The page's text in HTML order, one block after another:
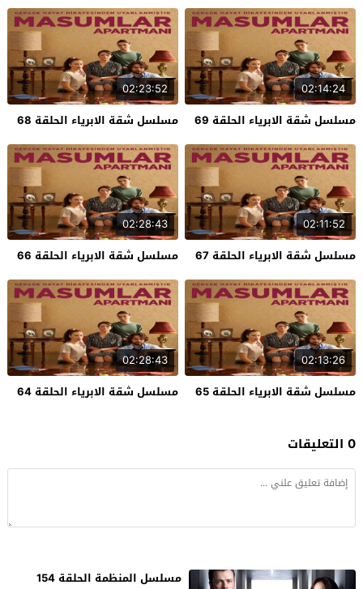
02:14:24
مسلسل شقة الابرياء الحلقة 69
02:23:52
مسلسل شقة الابرياء الحلقة 68
02:11:52
مسلسل شقة الابرياء الحلقة 67
02:28:43
مسلسل شقة الابرياء الحلقة 66
02:13:26
مسلسل شقة الابرياء الحلقة 65
02:28:43
مسلسل شقة الابرياء الحلقة 64
0 التعليقات
مسلسل المنظمة الحلقة 154